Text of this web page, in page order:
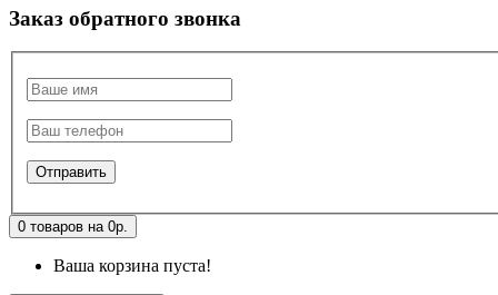
Заказ обратного звонка
0 товаров на 0р.
Ваша корзина пуста!